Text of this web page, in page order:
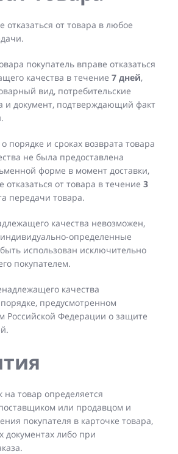
отказаться от товара в любое
покупатель вправе отказаться
качества в течение 7 дней,
вид, потребительские
и документ, подтверждающий факт
порядке и сроках возврата товара
не была предоставлена
форме в момент доставки,
отказаться от товара в течение 3
передачи товара.
качества невозможен,
определенные
использован исключительно
покупателем.
качества
предусмотренном
Российской Федерации о защите
товар определяется
или продавцом и
покупателя в карточке товара,
документах либо при